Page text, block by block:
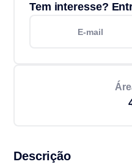
Tem interesse?
E-mail
Descrição